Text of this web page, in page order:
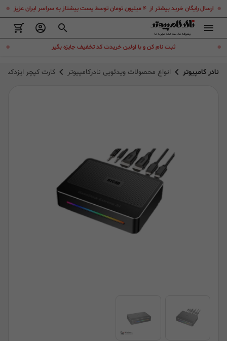
ارسال رایگان خرید بیشتر از ۴ میلیون تومان توسط پست پیشتاز به سراسر ایران عزیز
.
ثبت نام کن و با اولین خریدت کد تخفیف جایزه بگیر .
نادر کامپیوتر انواع محصولات ویدئویی نادرکامپیوتر کارت کپچر ایزدکپ ezcap 364 GameDock Extreme 2.1